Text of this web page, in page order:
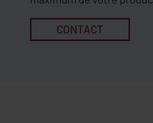
CONTACT